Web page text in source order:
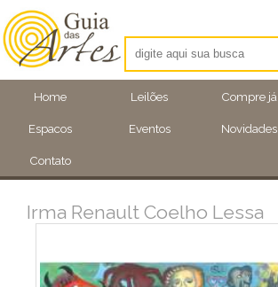
Home Leilões Compre já
Espacos Eventos Novidades
Contato
Irma Renault Coelho Lessa